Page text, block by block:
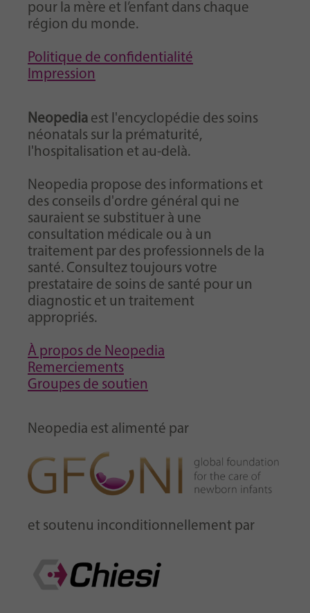
pour la mère et l’enfant dans chaque
région du monde.
Politique de confidentialité
Impression
Neopedia est l'encyclopédie des soins
néonatals sur la prématurité,
l'hospitalisation et au-delà.
Neopedia propose des informations et
des conseils d'ordre général qui ne
sauraient se substituer à une
consultation médicale ou à un
traitement par des professionnels de la
santé. Consultez toujours votre
prestataire de soins de santé pour un
diagnostic et un traitement
appropriés.
À propos de Neopedia
Remerciements
Groupes de soutien
Neopedia est alimenté par
et soutenu inconditionnellement par